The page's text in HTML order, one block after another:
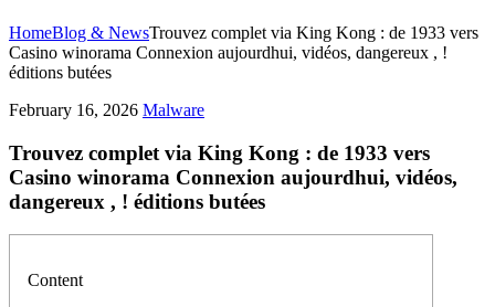
HomeBlog & NewsTrouvez complet via King Kong : de 1933 vers
Casino winorama Connexion aujourdhui, vidéos, dangereux , !
éditions butées
February 16, 2026 Malware
Trouvez complet via King Kong : de 1933 vers
Casino winorama Connexion aujourdhui, vidéos,
dangereux , ! éditions butées
Content